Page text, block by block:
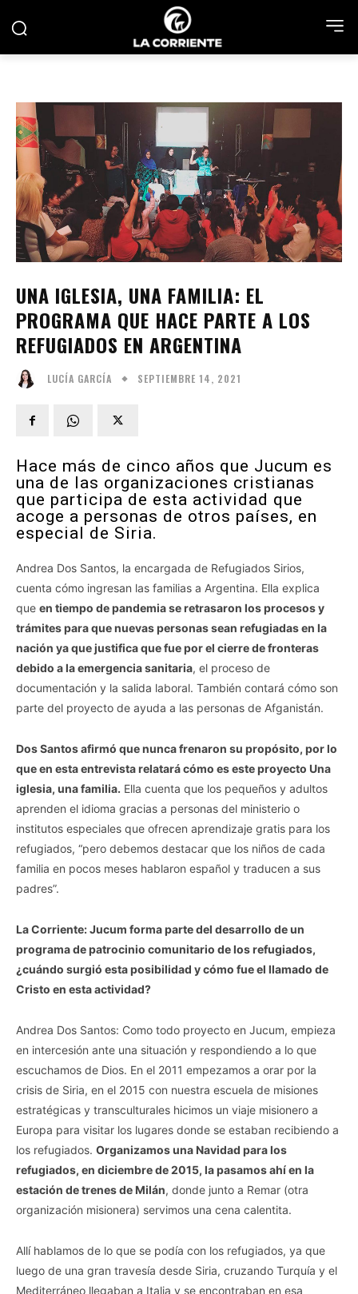
UNA IGLESIA, UNA FAMILIA: EL
PROGRAMA QUE HACE PARTE A LOS
REFUGIADOS EN ARGENTINA
LUCÍA GARCÍA SEPTIEMBRE 14, 2021
Hace más de cinco años que Jucum es
una de las organizaciones cristianas
que participa de esta actividad que
acoge a personas de otros países, en
especial de Siria.
Andrea Dos Santos, la encargada de Refugiados Sirios,
cuenta cómo ingresan las familias a Argentina. Ella explica
que en tiempo de pandemia se retrasaron los procesos y
trámites para que nuevas personas sean refugiadas en la
nación ya que justifica que fue por el cierre de fronteras
debido a la emergencia sanitaria, el proceso de
documentación y la salida laboral. También contará cómo son
parte del proyecto de ayuda a las personas de Afganistán.
Dos Santos afirmó que nunca frenaron su propósito, por lo
que en esta entrevista relatará cómo es este proyecto Una
iglesia, una familia. Ella cuenta que los pequeños y adultos
aprenden el idioma gracias a personas del ministerio o
institutos especiales que ofrecen aprendizaje gratis para los
refugiados, “pero debemos destacar que los niños de cada
familia en pocos meses hablaron español y traducen a sus
padres”.
La Corriente: Jucum forma parte del desarrollo de un
programa de patrocinio comunitario de los refugiados,
¿cuándo surgió esta posibilidad y cómo fue el llamado de
Cristo en esta actividad?
Andrea Dos Santos: Como todo proyecto en Jucum, empieza
en intercesión ante una situación y respondiendo a lo que
escuchamos de Dios. En el 2011 empezamos a orar por la
crisis de Siria, en el 2015 con nuestra escuela de misiones
estratégicas y transculturales hicimos un viaje misionero a
Europa para visitar los lugares donde se estaban recibiendo a
los refugiados. Organizamos una Navidad para los
refugiados, en diciembre de 2015, la pasamos ahí en la
estación de trenes de Milán, donde junto a Remar (otra
organización misionera) servimos una cena calentita.
Allí hablamos de lo que se podía con los refugiados, ya que
luego de una gran travesía desde Siria, cruzando Turquía y el
Mediterráneo llegaban a Italia y se encontraban en esa